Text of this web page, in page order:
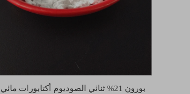
بورون 21% ثنائي الصوديوم أكتابورات مائي الرباعي